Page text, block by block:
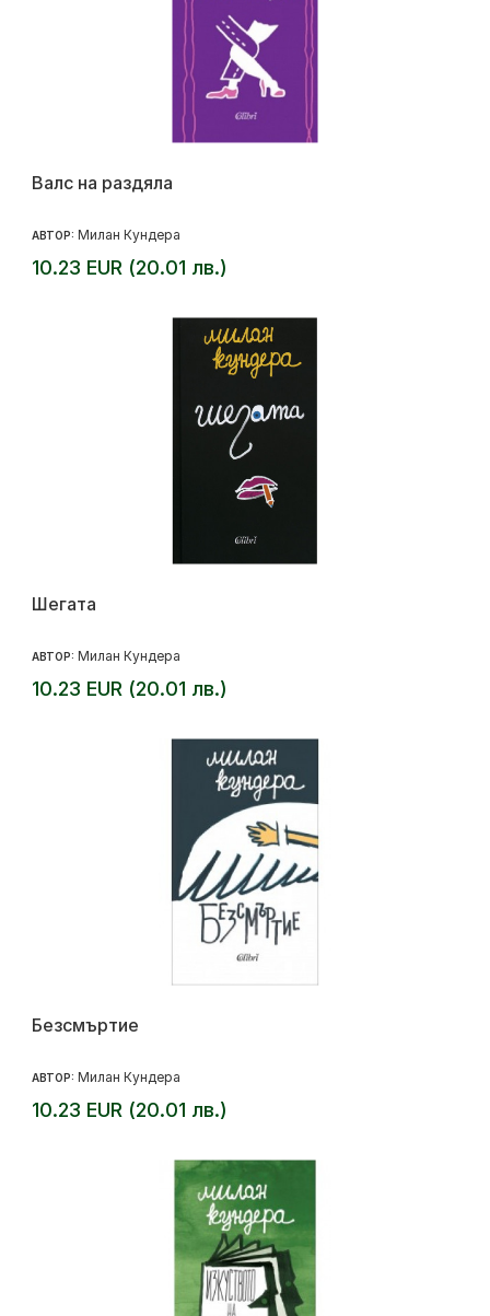
Валс на раздяла
АВТОР: Милан Кундера
10.23 EUR (20.01 лв.)
Шегата
АВТОР: Милан Кундера
10.23 EUR (20.01 лв.)
Безсмъртие
АВТОР: Милан Кундера
10.23 EUR (20.01 лв.)